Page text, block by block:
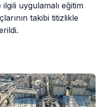
uygulamalı eğitim
takibi titizlikle